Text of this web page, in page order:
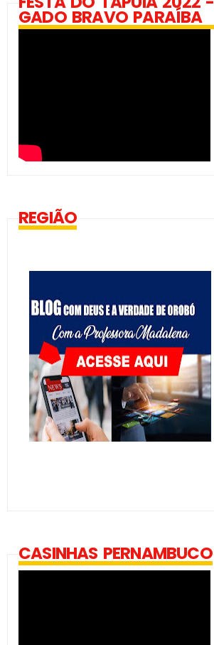
GADO BRAVO PARAÍBA
REGIÃO
CASINHAS PERNAMBUCO